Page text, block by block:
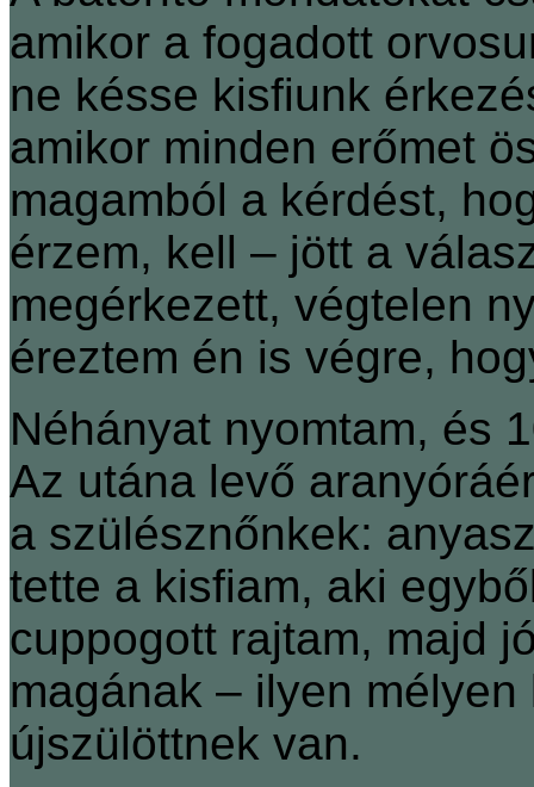
amikor a fogadott
ne késse kisfiunk
amikor minden erőmet
magamból a kérdést,
érzem, kell – jött a
megérkezett, végtelen
éreztem én is végre,
Néhányat nyomtam, és
Az utána levő
a szülésznőnkek:
tette a kisfiam, aki
cuppogott rajtam, majd
magának – ilyen
újszülöttnek van.